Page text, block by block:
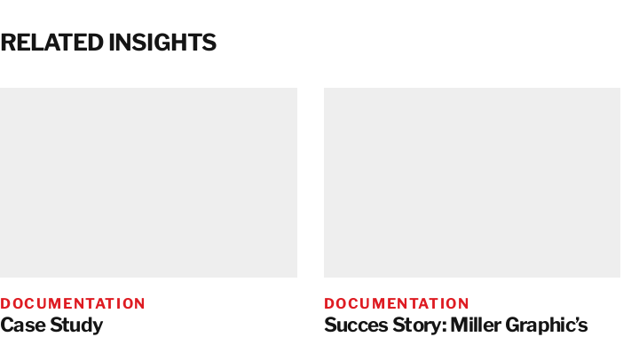
RELATED INSIGHTS
DOCUMENTATION
Case Study
DOCUMENTATION
Succes Story: Miller Graphic’s